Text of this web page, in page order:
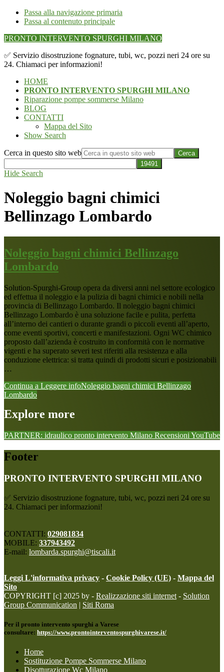
Passa alla navigazione primaria
Passa al contenuto principale
PRONTO INTERVENTO SPURGHI MILANO
✅ Servizio disostruzione fognature, tubi, wc, pozzi neri 24 ore su
24. Chiamaci per informazioni!
HOME
PRONTO INTERVENTO SPURGHI MILANO
Riparazione pompe sommerse Milano
BLOG
CONTATTI
Mappa del Sito
Show Search
Cerca in questo sito web
Hide Search
Noleggio bagni chimici
Bellinzago Lombardo
Noleggio bagni chimici Bellinzago
Lombardo
Solution-Spurghi-Group opera da diversi anni nel settore ecologico
ed effettua il noleggio e la pulizia di bagni chimici e nobili nella
provincia di Bellinzago Lombardo. Il noleggio bagni chimici
Bellinzago Lombardo è una soluzione facile e pulita, perfetta
all’interno dei cantieri o durante grandi o piccoli eventi all’aperto,
come eventi sportivi, concerti e manifestazioni. Ogni WC chimico
proposto dall’azienda è costruito in conformità con le normative
vigenti e ha superato severi test riferiti alla resistenza e alla
conduzione elettrica: si tratta quindi di prodotti sicuri e posizionabili
…
Continua a Leggere infoNoleggio bagni chimici Bellinzago
Lombardo
Explore more
PARTNER: idraulico pronto intervento Milano Recensioni YouTube
Footer
PRONTO INTERVENTO SPURGHI MILANO
✅ Servizio disostruzione fognature, tubi, wc, pozzi neri 24 ore su
24. Chiamaci per informazioni!
CONTATTI: 029081834
MOBILE: 337943492
E-mail: lombarda.spurghi@tiscali.it
Leggi L'informativa privacy - Cookie Policy (UE) - Mappa del
Sito
COPYRIGHT [c] 2025 by - Realizzazione siti internet - Solution
Group Communication | Siti Roma
Per il pronto intervento spurghi a Varese
consultare: https://www.prontointerventospurghivarese.it/
Home
Sostituzione Pompe Sommerse Milano
Disotturazione Wc Milano